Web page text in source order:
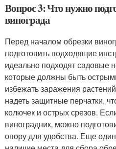
Вопрос 3: Что нужно
винограда
Перед началом обрезки
подготовить подходящие
идеально подходят садовые
которые должны быть
избежать заражения
надеть защитные перчатки,
колючек и острых срезов.
виноградник, можно
опору для удобства. Еще